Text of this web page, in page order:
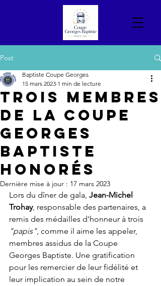
Post
Trois membres
de la Coupe
Georges
Baptiste
honorés
Baptiste Coupe Georges
15 mars 2023 1 min de lecture
Dernière mise à jour : 17 mars 2023
Lors du dîner de gala, Jean-Michel
Trohay, responsable des partenaires, a
remis des médailles d'honneur à trois
"papis", comme il aime les appeler,
membres assidus de la Coupe
Georges Baptiste. Une gratification
pour les remercier de leur fidélité et
leur implication au sein de notre